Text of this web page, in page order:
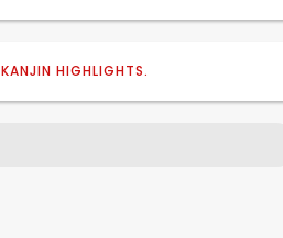
オフィス移転のお知らせ
KANJIN HIGHLIGHTS.
歯科未来フェス2026へ協賛・登壇